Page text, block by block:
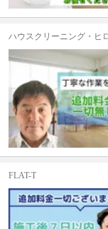
ハウスクリーニング・ヒ
FLAT-T